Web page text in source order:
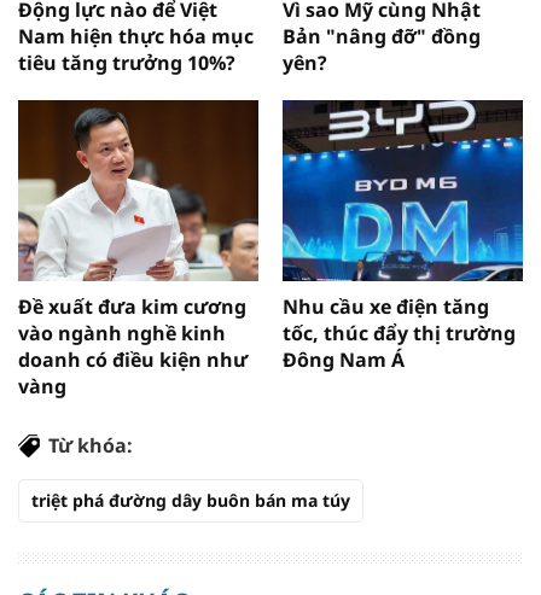
Động lực nào để Việt
Nam hiện thực hóa mục
tiêu tăng trưởng 10%?
Vì sao Mỹ cùng Nhật
Bản "nâng đỡ" đồng
yên?
Đề xuất đưa kim cương
vào ngành nghề kinh
doanh có điều kiện như
vàng
Nhu cầu xe điện tăng
tốc, thúc đẩy thị trường
Đông Nam Á
Từ khóa:
triệt phá đường dây buôn bán ma túy